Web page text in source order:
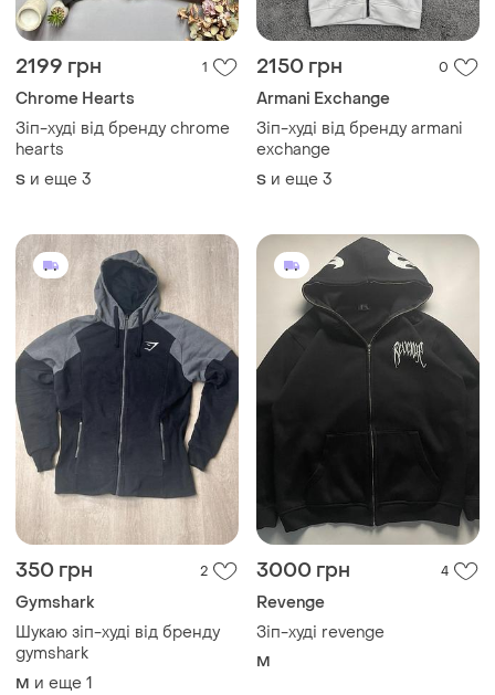
2199 грн 1
Chrome Hearts
Зіп-худі від бренду chrome
hearts
S и еще 3
2150 грн 0
Armani Exchange
Зіп-худі від бренду armani
exchange
S и еще 3
350 грн 2
Gymshark
Шукаю зіп-худі від бренду
gymshark
M и еще 1
3000 грн 4
Revenge
Зіп-худі revenge
M